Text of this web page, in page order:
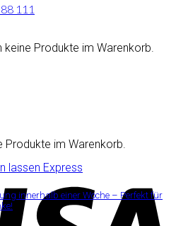
111
keine Produkte im Warenkorb.
Produkte im Warenkorb.
innerhalb einer Woche – Perfekt für